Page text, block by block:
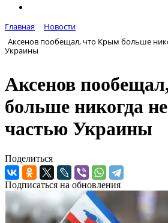
Главная
Новости
Аксенов пообещал, что Крым больше
Украины
Аксенов
больше никогда
частью Украины
Поделиться
Подписаться на обновления